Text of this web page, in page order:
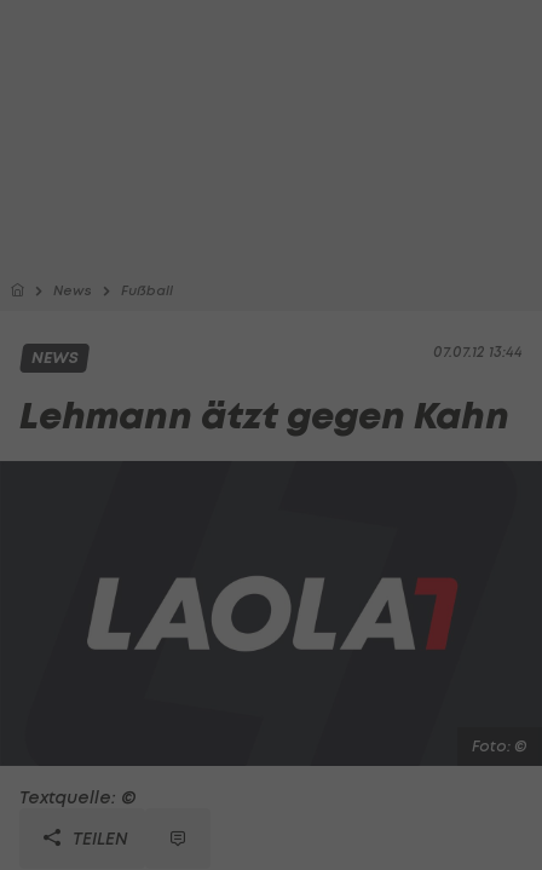
News Fußball
07.07.12 13:44
NEWS
Lehmann ätzt gegen Kahn
Foto: ©
Textquelle: ©
TEILEN